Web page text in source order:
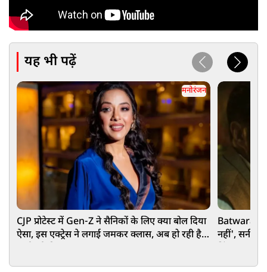
यह भी पढ़ें
मनोरंजन
CJP प्रोटेस्ट में Gen-Z ने सैनिकों के लिए क्या बोल दिया
ऐसा, इस एक्ट्रेस ने लगाई जमकर क्लास, अब हो रही है
Batwara 1947
नहीं', सनी